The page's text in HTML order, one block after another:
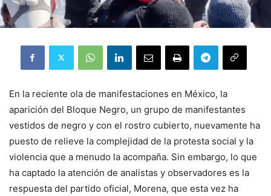
En la reciente ola de manifestaciones en México, la
aparición del Bloque Negro, un grupo de manifestantes
vestidos de negro y con el rostro cubierto, nuevamente ha
puesto de relieve la complejidad de la protesta social y la
violencia que a menudo la acompaña. Sin embargo, lo que
ha captado la atención de analistas y observadores es la
respuesta del partido oficial, Morena, que esta vez ha